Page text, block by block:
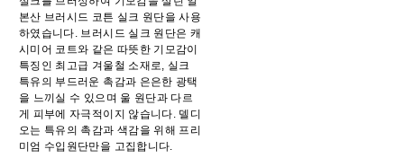
본산 브러시드 코튼 실크 원단을 사용
하였습니다. 브러시드 실크 원단은 캐
시미어 코트와 같은 따뜻한 기모감이
특징인 최고급 겨울철 소재로, 실크
특유의 부드러운 촉감과 은은한 광택
을 느끼실 수 있으며 울 원단과 다르
게 피부에 자극적이지 않습니다. 델디
오는 특유의 촉감과 색감을 위해 프리
미엄 수입원단만을 고집합니다.